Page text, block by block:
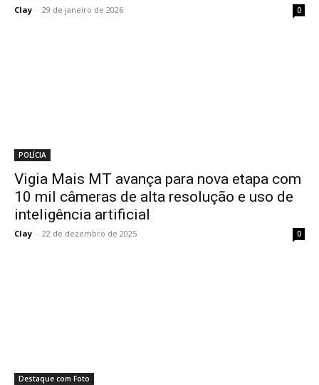
Clay - 29 de janeiro de 2026 0
POLÍCIA
Vigia Mais MT avança para nova etapa com
10 mil câmeras de alta resolução e uso de
inteligência artificial
Clay - 22 de dezembro de 2025 0
Destaque com Foto